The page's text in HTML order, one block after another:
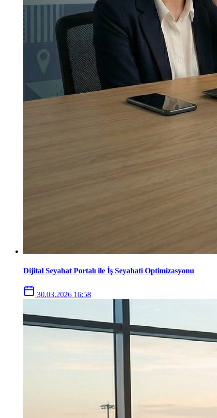
Dijital Seyahat Portalı ile İş Seyahati Optimizasyonu
30.03.2026 16:58